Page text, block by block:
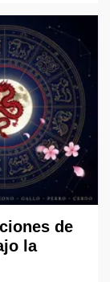
de
la